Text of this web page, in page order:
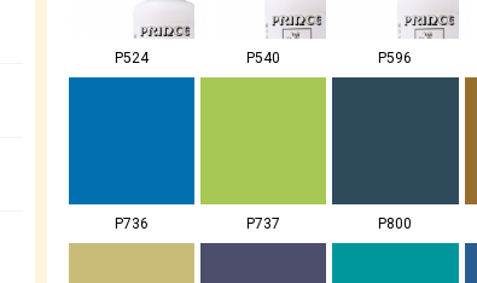
P524 P540 P596
P736 P737 P800